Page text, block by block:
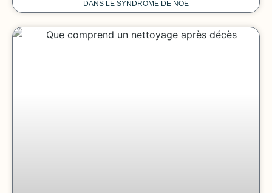
DANS LE SYNDROME DE NOÉ